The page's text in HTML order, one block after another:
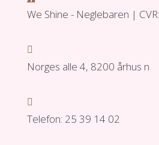
We Shine - Neglebaren |

Norges alle 4, 8200 århus n

Telefon: 25 39 14 02